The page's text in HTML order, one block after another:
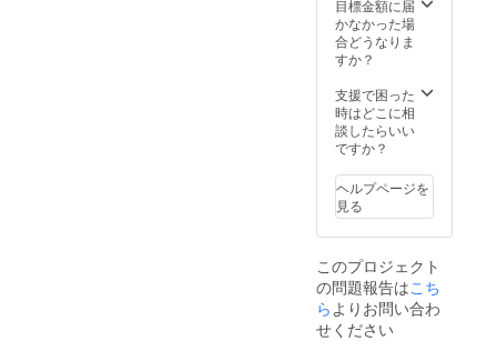
ます。
今後と
も深く
いお付
き合い
をさせ
ていた
いと考
えてお
りま
す。挨
ねて感
謝メー
ルを送
らせて
いただ
目標金額に届
かなかった場
合どうなりま
すか？
支援で困った
時はどこに相
談したらいい
ですか？
ヘルプページを
見る
このプロジェクト
の問題報告はこち
ら よりお問い合わ
せください